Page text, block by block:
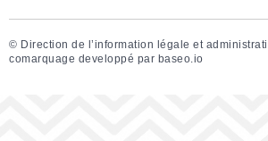
© Direction de l’information légale et
comarquage developpé par baseo.io